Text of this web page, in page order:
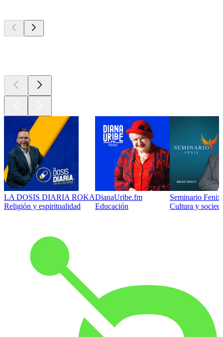
LA DOSIS DIARIA ROKA
Religión y espiritualidad
DianaUribe.fm
Educación
Seminario
Cultura y